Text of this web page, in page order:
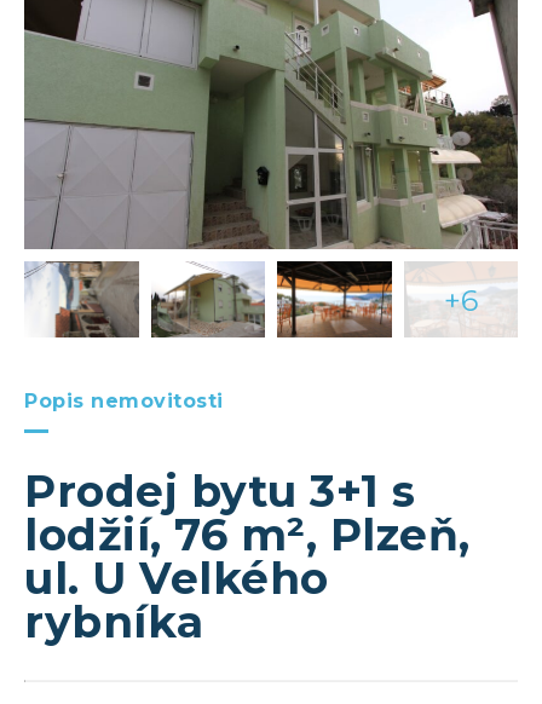
+6
Popis nemovitosti
Prodej bytu 3+1 s
lodžií, 76 m², Plzeň,
ul. U Velkého
rybníka